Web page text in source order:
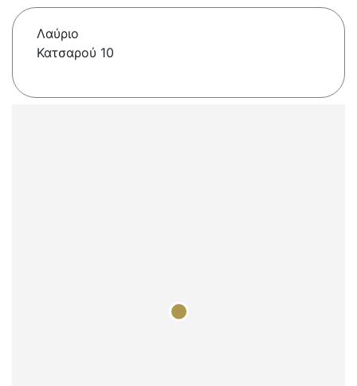
Λαύριο
Κατσαρού 10